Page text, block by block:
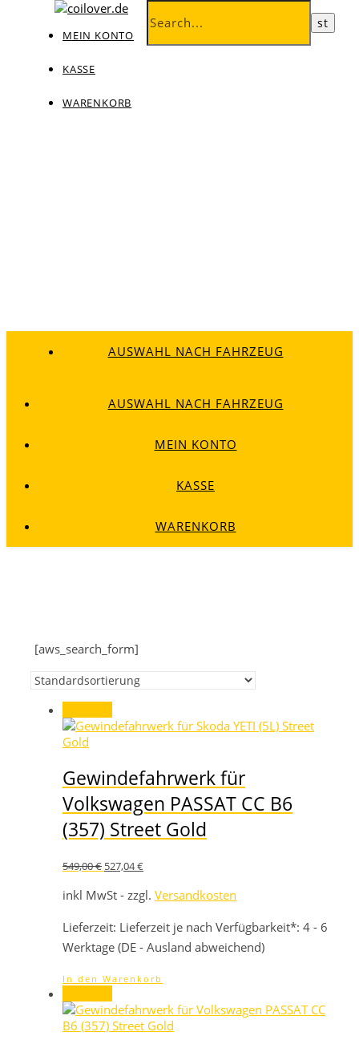
MEIN KONTO
KASSE
WARENKORB
AUSWAHL NACH FAHRZEUG
AUSWAHL NACH FAHRZEUG
MEIN KONTO
KASSE
WARENKORB
[aws_search_form]
Gewindefahrwerk für
Volkswagen PASSAT CC B6
(357) Street Gold
549,00€ Ursprünglicher
war:
549,00 €
527,04€Aktueller
ist:
527,04 €.
inkl MwSt - zzgl. Versandkosten
Lieferzeit: Lieferzeit je nach Verfügbarkeit*: 4 - 6
Werktage (DE - Ausland abweichend)
In den Warenkorb